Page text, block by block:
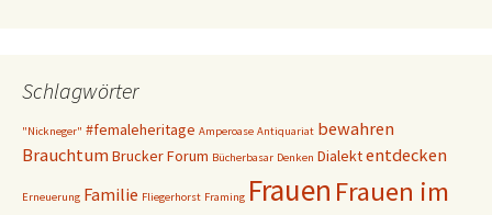
Schlagwörter
"Nickneger" #femaleheritage Amperoase Antiquariat bewahren
Brauchtum Brucker Forum Bücherbasar Denken Dialektentdecken
Erneuerung Familie Fliegerhorst Framing Frauen Frauen im